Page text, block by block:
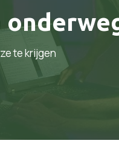
te krijgen